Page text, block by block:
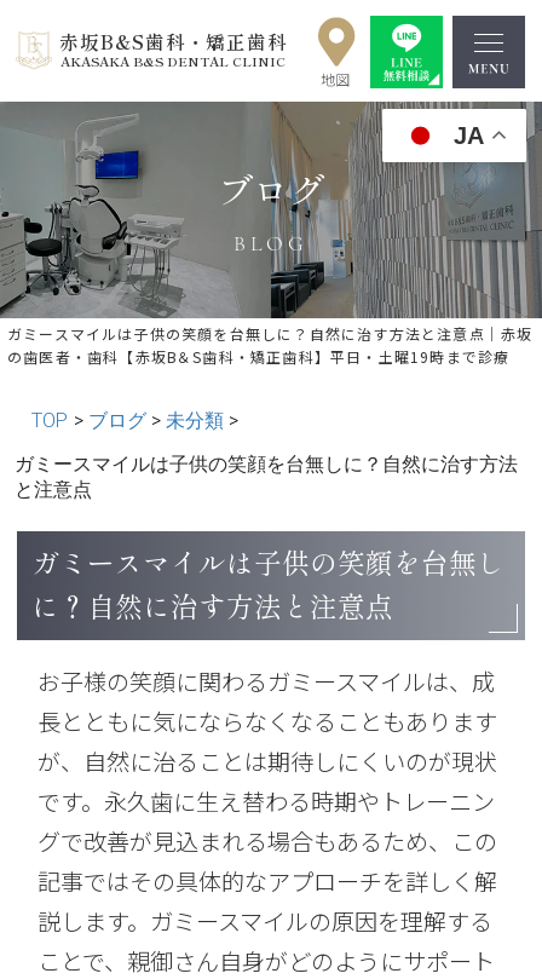
赤坂B&S歯科・矯正歯科
AKASAKA B&S DENTAL CLINIC
JA
ブログ
BLOG
ガミースマイルは子供の笑顔を台無しに？自然に治す方法と注意点｜赤坂
の歯医者・歯科【赤坂B＆S歯科・矯正歯科】平日・土曜19時まで診療
TOP > ブログ > 未分類 >
ガミースマイルは子供の笑顔を台無しに？自然に治す方法
と注意点
« 前の記事へ │記事一覧│ 次の記事へ »
ガミースマイルは子供の笑顔を台無し
に？自然に治す方法と注意点
お子様の笑顔に関わるガミースマイルは、成
長とともに気にならなくなることもあります
が、自然に治ることは期待しにくいのが現状
です。永久歯に生え替わる時期やトレーニン
グで改善が見込まれる場合もあるため、この
記事ではその具体的なアプローチを詳しく解
説します。ガミースマイルの原因を理解する
ことで、親御さん自身がどのようにサポート